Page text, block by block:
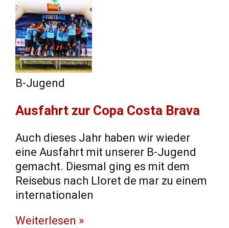
B-Jugend
Ausfahrt zur Copa Costa Brava
Auch dieses Jahr haben wir wieder
eine Ausfahrt mit unserer B-Jugend
gemacht. Diesmal ging es mit dem
Reisebus nach Lloret de mar zu einem
internationalen
Weiterlesen »